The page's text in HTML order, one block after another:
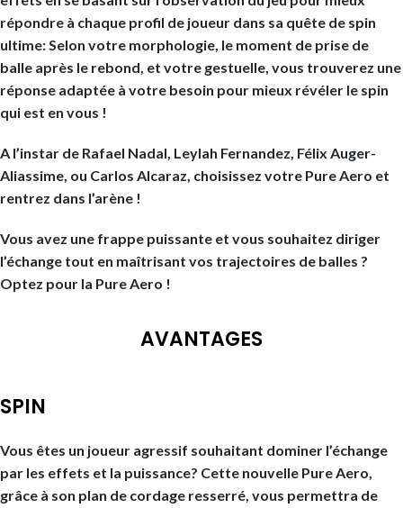
répondre à chaque profil de joueur dans sa quête de spin
ultime: Selon votre morphologie, le moment de prise de
balle après le rebond, et votre gestuelle, vous trouverez une
réponse adaptée à votre besoin pour mieux révéler le spin
qui est en vous !
A l’instar de Rafael Nadal, Leylah Fernandez, Félix Auger-
Aliassime, ou Carlos Alcaraz, choisissez votre Pure Aero et
rentrez dans l’arène !
Vous avez une frappe puissante et vous souhaitez diriger
l’échange tout en maîtrisant vos trajectoires de balles ?
Optez pour la Pure Aero !
AVANTAGES
SPIN
Vous êtes un joueur agressif souhaitant dominer l’échange
par les effets et la puissance? Cette nouvelle Pure Aero,
grâce à son plan de cordage resserré, vous permettra de